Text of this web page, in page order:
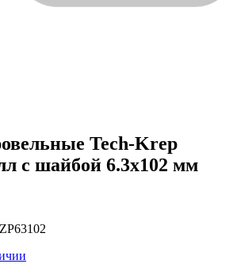
Tech-Krep
с шайбой 6.3х102 мм